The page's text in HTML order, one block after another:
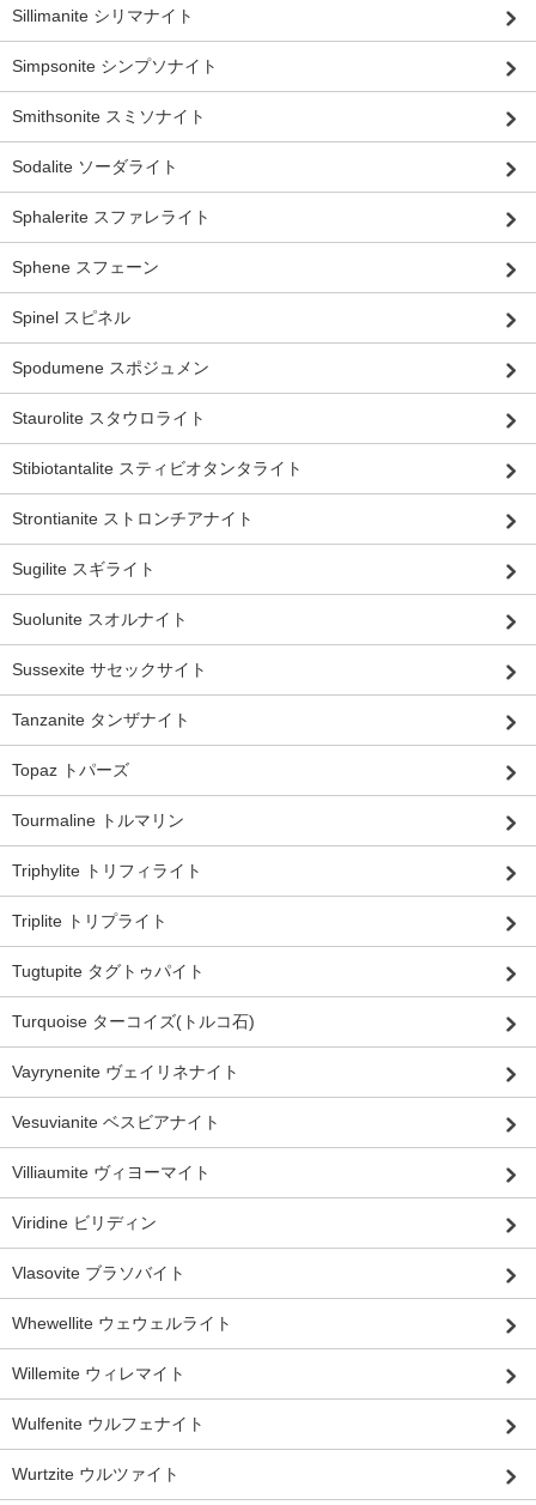
Sillimanite シリマナイト
Simpsonite シンプソナイト
Smithsonite スミソナイト
Sodalite ソーダライト
Sphalerite スファレライト
Sphene スフェーン
Spinel スピネル
Spodumene スポジュメン
Staurolite スタウロライト
Stibiotantalite スティビオタンタライト
Strontianite ストロンチアナイト
Sugilite スギライト
Suolunite スオルナイト
Sussexite サセックサイト
Tanzanite タンザナイト
Topaz トパーズ
Tourmaline トルマリン
Triphylite トリフィライト
Triplite トリプライト
Tugtupite タグトゥパイト
Turquoise ターコイズ(トルコ石)
Vayrynenite ヴェイリネナイト
Vesuvianite ベスビアナイト
Villiaumite ヴィヨーマイト
Viridine ビリディン
Vlasovite ブラソバイト
Whewellite ウェウェルライト
Willemite ウィレマイト
Wulfenite ウルフェナイト
Wurtzite ウルツァイト